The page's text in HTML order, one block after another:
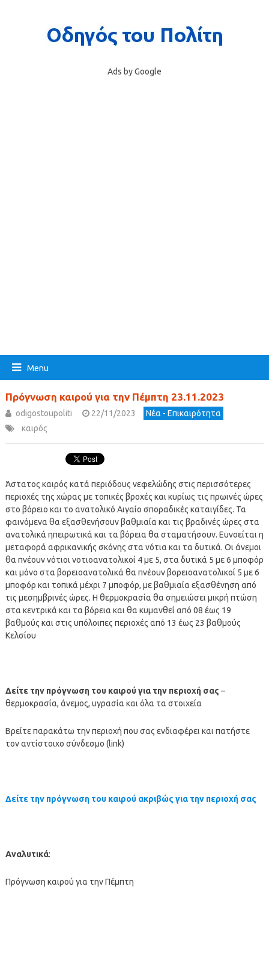
Ads by Google
Menu
Πρόγνωση καιρού για την Πέμπτη 23.11.2023
odigostoupoliti 22/11/2023
Νέα - Επικαιρότητα
καιρός
Άστατος καιρός κατά περιόδους νεφελώδης στις περισσότερες
περιοχές της χώρας με τοπικές βροχές και κυρίως τις πρωινές ώρες
στο βόρειο και το ανατολικό Αιγαίο σποραδικές καταιγίδες. Τα
φαινόμενα θα εξασθενήσουν βαθμιαία και τις βραδινές ώρες στα
ανατολικά ηπειρωτικά και τα βόρεια θα σταματήσουν. Ευνοείται η
μεταφορά αφρικανικής σκόνης στα νότια και τα δυτικά. Οι άνεμοι
θα πνέουν νότιοι νοτιοανατολικοί 4 με 5, στα δυτικά 5 με 6 μποφόρ
και μόνο στα βορειοανατολικά θα πνέουν βορειοανατολικοί 5 με 6
μποφόρ και τοπικά μέχρι 7 μποφόρ, με βαθμιαία εξασθένηση από
τις μεσημβρινές ώρες. Η θερμοκρασία θα σημειώσει μικρή πτώση
στα κεντρικά και τα βόρεια και θα κυμανθεί από 08 έως 19
βαθμούς και στις υπόλοιπες περιοχές από 13 έως 23 βαθμούς
Κελσίου
Δείτε την πρόγνωση του καιρού για την περιοχή σας –
θερμοκρασία, άνεμος, υγρασία και όλα τα στοιχεία
Βρείτε παρακάτω την περιοχή που σας ενδιαφέρει και πατήστε
τον αντίστοιχο σύνδεσμο (link)
Δείτε την πρόγνωση του καιρού ακριβώς για την περιοχή σας
Αναλυτικά:
Πρόγνωση καιρού για την Πέμπτη